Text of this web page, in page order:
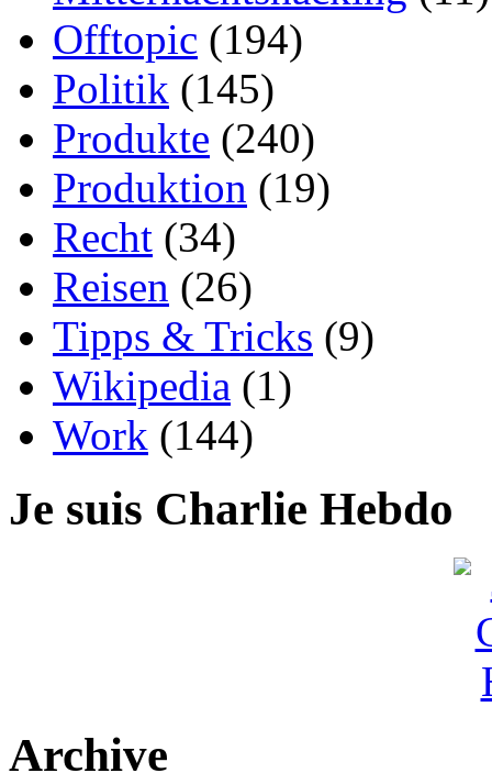
Offtopic (194)
Politik (145)
Produkte (240)
Produktion (19)
Recht (34)
Reisen (26)
Tipps & Tricks (9)
Wikipedia (1)
Work (144)
Je suis Charlie Hebdo
Archive